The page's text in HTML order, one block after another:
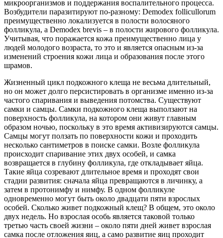
микроорганизмов и поддержания воспалительного процесса.
Возбудители паразитируют по-разному: Demodex follicullorum
преимущественно локализуется в полости волосяного
фолликула, а Demodex brevis – в полости жирового фолликула.
Учитывая, что поражается кожа преимущественно лица у
людей молодого возраста, то это и является опасным из-за
изменений строения кожи лица и образования после этого
шрамов.
Жизненный цикл подкожного клеща не весьма длительный,
но он может долго персистировать в организме именно из-за
частого спаривания и выведения потомства. Существуют
самки и самцы. Самки подкожного клеща выползают на
поверхность фолликула, на котором они живут главным
образом ночью, поскольку в это время активизируются самцы.
Самцы могут ползать по поверхности кожи и проходить
несколько сантиметров в поиске самки. Возле фолликула
происходит спаривание этих двух особей, и самка
возвращается в глубину фолликула, где откладывает яйца.
Такие яйца созревают длительное время и проходят свои
стадии развития: сначала яйца превращаются в личинку, а
затем в протонимфу и нимфу. В одном фолликуле
одновременно могут быть около двадцати пяти взрослых
особей. Сколько живет подкожный клещ? В общем, это около
двух недель. Но взрослая особь является таковой только
третью часть своей жизни – около пяти дней живет взрослая
самка после отложения яиц, а само развитие яиц проходит